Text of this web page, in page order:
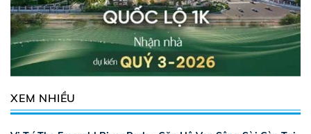
XEM NHIỀU